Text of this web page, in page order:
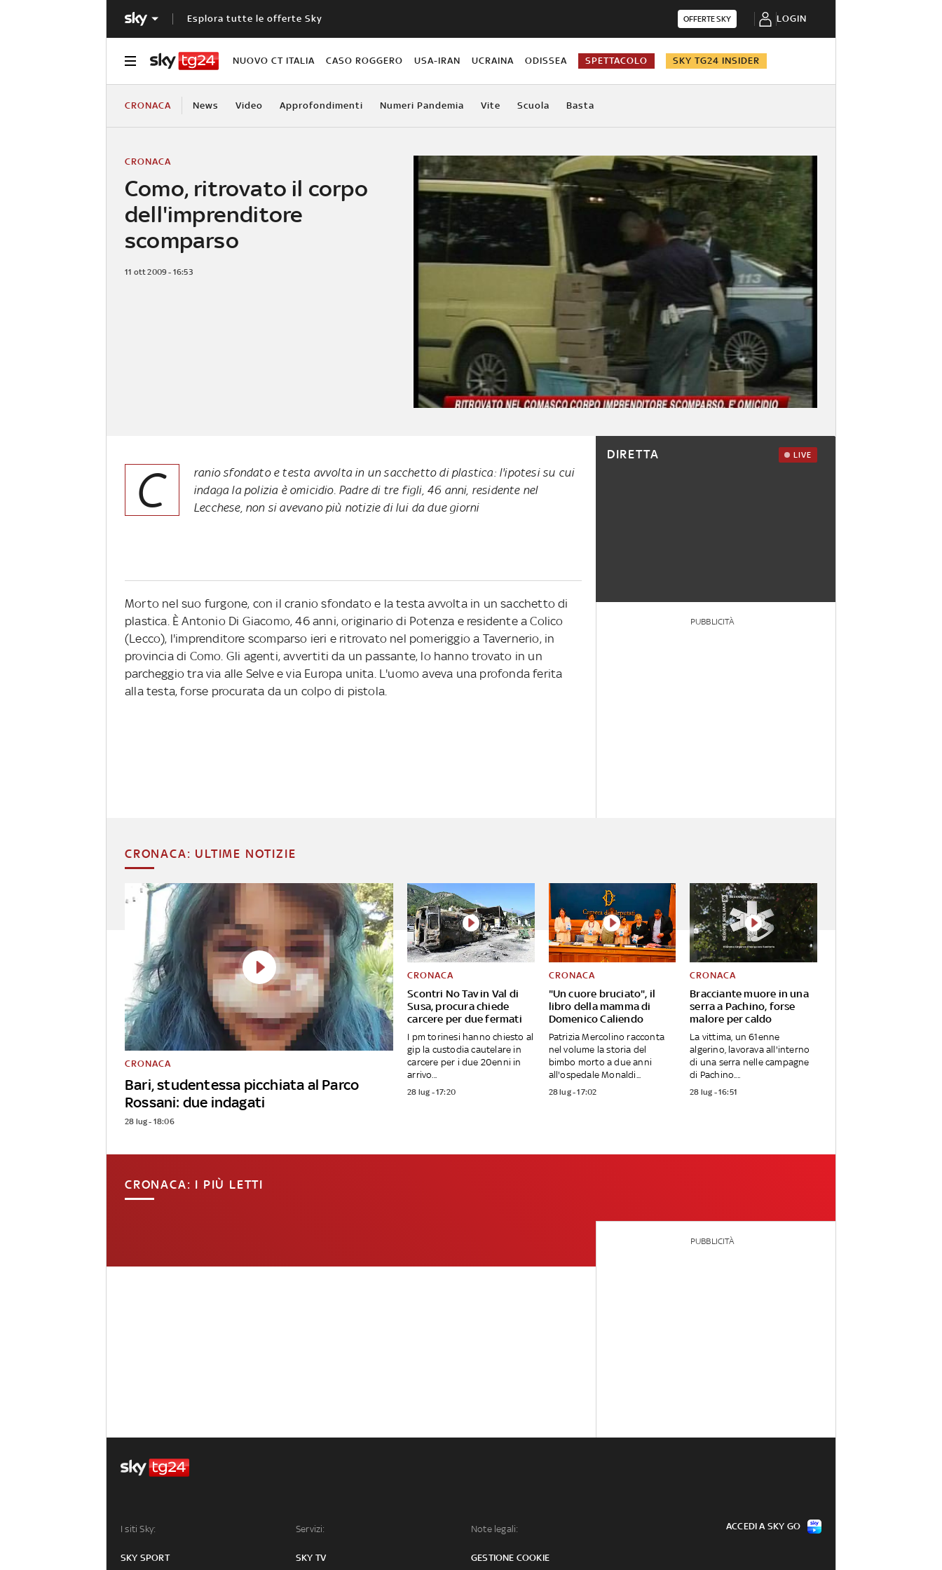
Esplora tutte le offerte Sky OFFERTE SKY LOGIN
NUOVO CT ITALIA CASO ROGGERO USA-IRAN UCRAINA ODISSEA SPETTACOLO SKY TG24 INSIDER
CRONACA News Video Approfondimenti Numeri Pandemia Vite Scuola Basta
Como, ritrovato il corpo
dell'imprenditore
scomparso
CRONACA
11 ott 2009 - 16:53
C
ranio sfondato e testa avvolta in un sacchetto di plastica: l'ipotesi su cui
indaga la polizia è omicidio. Padre di tre figli, 46 anni, residente nel
Lecchese, non si avevano più notizie di lui da due giorni
Morto nel suo furgone, con il cranio sfondato e la testa avvolta in un sacchetto di
plastica. È Antonio Di Giacomo, 46 anni, originario di Potenza e residente a Colico
(Lecco), l'imprenditore scomparso ieri e ritrovato nel pomeriggio a Tavernerio, in
provincia di Como. Gli agenti, avvertiti da un passante, lo hanno trovato in un
parcheggio tra via alle Selve e via Europa unita. L'uomo aveva una profonda ferita
alla testa, forse procurata da un colpo di pistola.
DIRETTA LIVE
PUBBLICITÀ
CRONACA: ULTIME NOTIZIE
Bari, studentessa picchiata al Parco
Rossani: due indagati
CRONACA
28 lug - 18:06
Scontri No Tav in Val di
Susa, procura chiede
carcere per due fermati
CRONACA
I pm torinesi hanno chiesto al
gip la custodia cautelare in
carcere per i due 20enni in
arrivo...
28 lug - 17:20
"Un cuore bruciato", il
libro della mamma di
Domenico Caliendo
CRONACA
Patrizia Mercolino racconta
nel volume la storia del
bimbo morto a due anni
all'ospedale Monaldi...
28 lug - 17:02
Bracciante muore in una
serra a Pachino, forse
malore per caldo
CRONACA
La vittima, un 61enne
algerino, lavorava all'interno
di una serra nelle campagne
di Pachino....
28 lug - 16:51
CRONACA: I PIÙ LETTI
PUBBLICITÀ
I siti Sky:
SKY SPORT
Servizi:
SKY TV
Note legali:
GESTIONE COOKIE
ACCEDI A SKY GO